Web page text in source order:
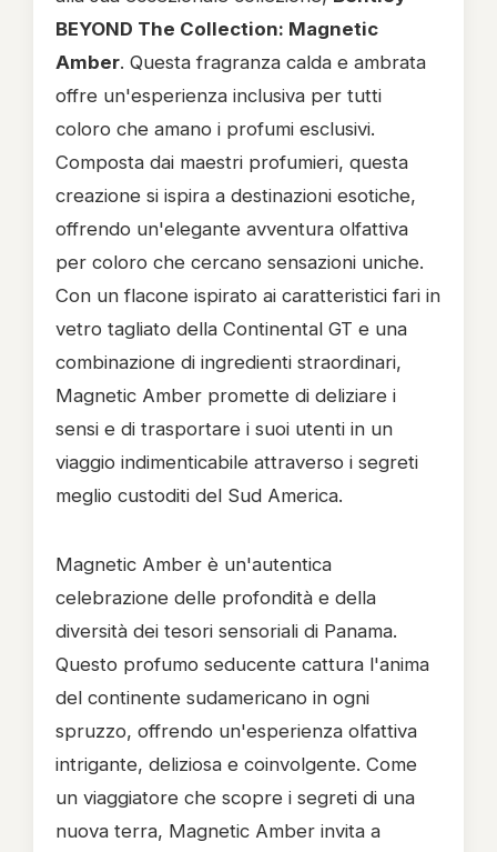
BEYOND The Collection: Magnetic
Amber. Questa fragranza calda e ambrata
offre un'esperienza inclusiva per tutti
coloro che amano i profumi esclusivi.
Composta dai maestri profumieri, questa
creazione si ispira a destinazioni esotiche,
offrendo un'elegante avventura olfattiva
per coloro che cercano sensazioni uniche.
Con un flacone ispirato ai caratteristici fari in
vetro tagliato della Continental GT e una
combinazione di ingredienti straordinari,
Magnetic Amber promette di deliziare i
sensi e di trasportare i suoi utenti in un
viaggio indimenticabile attraverso i segreti
meglio custoditi del Sud America.
Magnetic Amber è un'autentica
celebrazione delle profondità e della
diversità dei tesori sensoriali di Panama.
Questo profumo seducente cattura l'anima
del continente sudamericano in ogni
spruzzo, offrendo un'esperienza olfattiva
intrigante, deliziosa e coinvolgente. Come
un viaggiatore che scopre i segreti di una
nuova terra, Magnetic Amber invita a